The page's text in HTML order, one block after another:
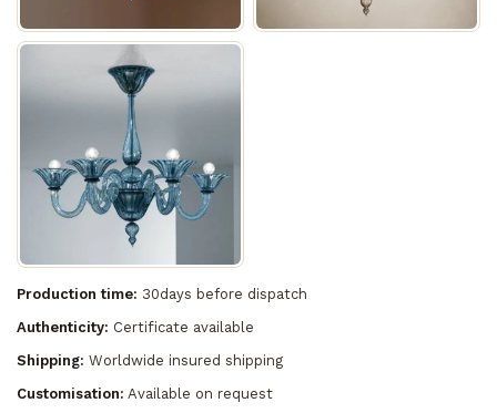
Production time: 30days before dispatch
Authenticity: Certificate available
Shipping: Worldwide insured shipping
Customisation: Available on request